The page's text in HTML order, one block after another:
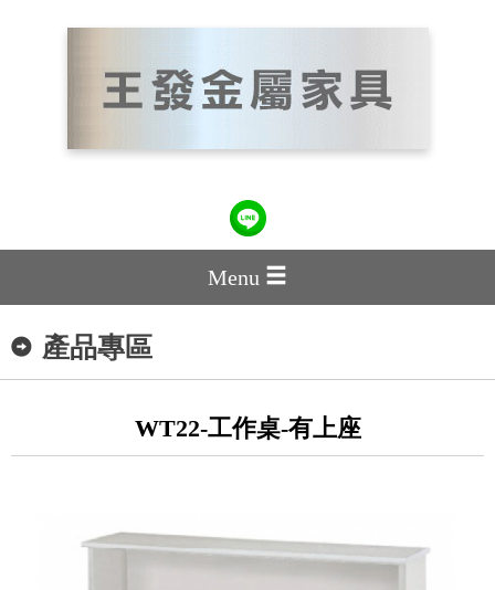
Menu
產品專區
WT22-工作桌-有上座